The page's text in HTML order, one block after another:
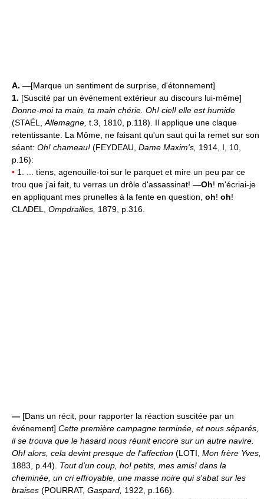
A. —[Marque un sentiment de surprise, d'étonnement]
1. [Suscité par un événement extérieur au discours lui-même]
Donne-moi ta main, ta main chérie. Oh! ciel! elle est humide
(STAËL, Allemagne, t.3, 1810, p.118). Il applique une claque
retentissante. La Môme, ne faisant qu'un saut qui la remet sur son
séant: Oh! chameau! (FEYDEAU, Dame Maxim's, 1914, I, 10,
p.16):
• 1. ... tiens, agenouille-toi sur le parquet et mire un peu par ce
trou que j'ai fait, tu verras un drôle d'assassinat! —Oh! m'écriai-je
en appliquant mes prunelles à la fente en question, oh! oh!
CLADEL, Ompdrailles, 1879, p.316.
— [Dans un récit, pour rapporter la réaction suscitée par un
événement] Cette première campagne terminée, et nous séparés,
il se trouva que le hasard nous réunit encore sur un autre navire.
Oh! alors, cela devint presque de l'affection (LOTI, Mon frère Yves,
1883, p.44). Tout d'un coup, ho! petits, mes amis! dans la
cheminée, un cri effroyable, une masse noire qui s'abat sur les
braises (POURRAT, Gaspard, 1922, p.166).